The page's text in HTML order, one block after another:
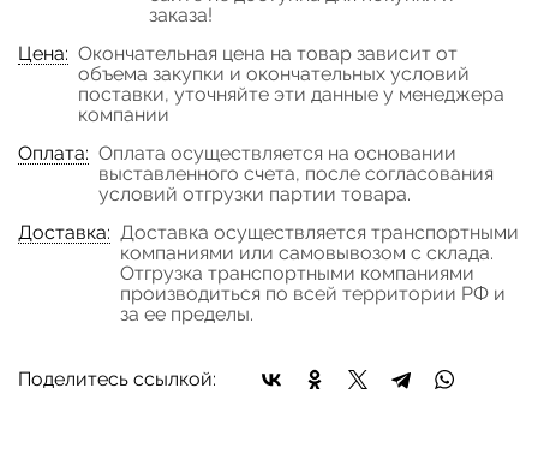
заказа!
Цена: Окончательная цена на товар зависит от
объема закупки и окончательных условий
поставки, уточняйте эти данные у менеджера
компании
Оплата: Оплата осуществляется на основании
выставленного счета, после согласования
условий отгрузки партии товара.
Доставка: Доставка осуществляется транспортными
компаниями или самовывозом с склада.
Отгрузка транспортными компаниями
производиться по всей территории РФ и
за ее пределы.
Поделитесь ссылкой: